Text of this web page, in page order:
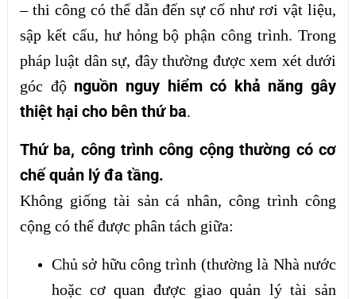
– thi công có thể dẫn đến sự cố như rơi vật liệu,
sập kết cấu, hư hỏng bộ phận công trình. Trong
pháp luật dân sự, đây thường được xem xét dưới
góc độ nguồn nguy hiểm có khả năng gây
thiệt hại cho bên thứ ba.
Thứ ba, công trình công cộng thường có cơ
chế quản lý đa tầng.
Không giống tài sản cá nhân, công trình công
cộng có thể được phân tách giữa:
Chủ sở hữu công trình (thường là Nhà nước
hoặc cơ quan được giao quản lý tài sản